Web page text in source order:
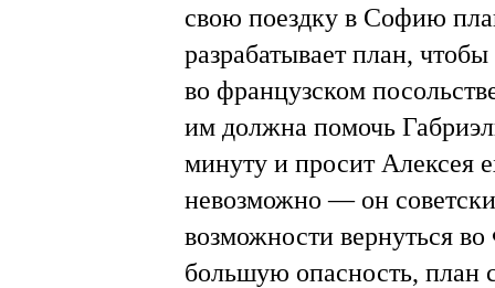
свою поездку в Софию
разрабатывает план,
во французском
им должна помочь
минуту и просит Алексея
невозможно — он
возможности вернуться
большую опасность, план